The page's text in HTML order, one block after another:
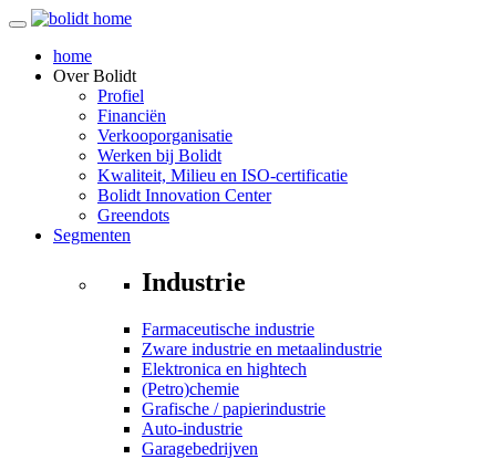
home
OverBolidt
Profiel
Financiën
Verkooporganisatie
Werken bij Bolidt
Kwaliteit, Milieu en ISO-certificatie
Bolidt Innovation Center
Greendots
Segmenten
Industrie
Farmaceutische industrie
Zware industrie en metaalindustrie
Elektronica en hightech
(Petro)chemie
Grafische / papierindustrie
Auto-industrie
Garagebedrijven